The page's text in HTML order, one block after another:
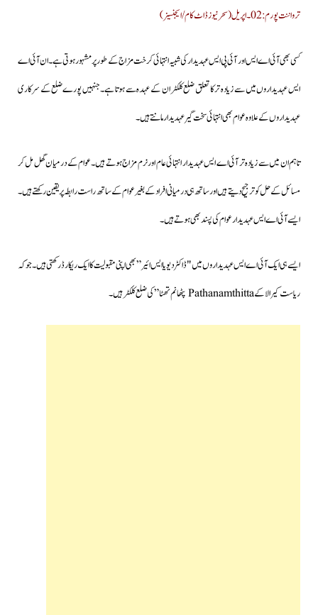
ترواننت پورم: 02۔اپریل (سحرنیوزڈاٹ کام/ایجنسیز)
کسی بھی آئی اے ایس اور آئی پی ایس عہدیدار کی شبیہ انتہائی کرخت مزاج کے طورپرمشہور ہوتی ہے۔ان آئی اے
ایس عہدیداروں میں سے زیادہ تر کا تعلق ضلع کلکٹران کے عہدہ سے ہوتا ہے۔جنہیں پورےضلع کے سرکاری
عہدیداروں کے علاوہ عوام بھی انتہائی سخت گیر عہدیدار مانتے ہیں۔
تاہم ان میں سے زیادہ تر آئی اے ایس عہدیدار انتہائی عام اور نرم مزاج ہوتے ہیں۔عوام کے درمیان گھل مل کر
مسائل کے حل کو ترجیح دیتے ہیں اور ساتھ ہی درمیانی افراد کے بغیر عوام کے ساتھ راست رابطہ پر یقین رکھتے ہیں۔
ایسے آئی اے ایس عہدیدارعوام کی پسند بھی ہوتے ہیں۔
ایسے ہی ایک آئی اے ایس عہدیداروں میں "ڈاکٹر دیویا ایس ائیر” بھی اپنی مقبولیت کا ایک ریکارڈ رکھتی ہیں۔جو کہ
ریاست کیرالا کے Pathanamthitta پٹھانم تھٹا” کی ضلع کلکٹر ہیں۔